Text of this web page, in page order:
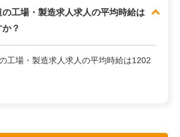
工場・製造求人求人の平均時給は
？
工場・製造求人求人の平均時給は1202